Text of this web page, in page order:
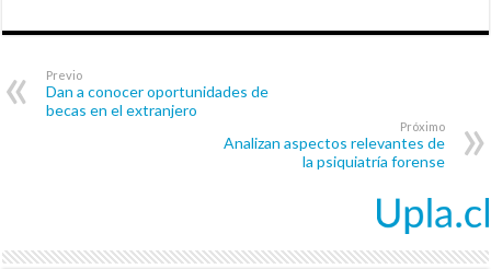
Previo
Dan a conocer oportunidades de
becas en el extranjero
Próximo
Analizan aspectos relevantes de
la psiquiatría forense